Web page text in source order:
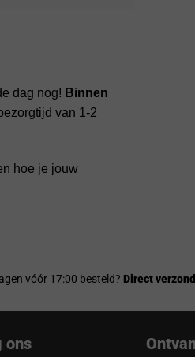
dag nog! Binnen
van 1-2
hoe je jouw
vóór 17:00 besteld? Direct
ons